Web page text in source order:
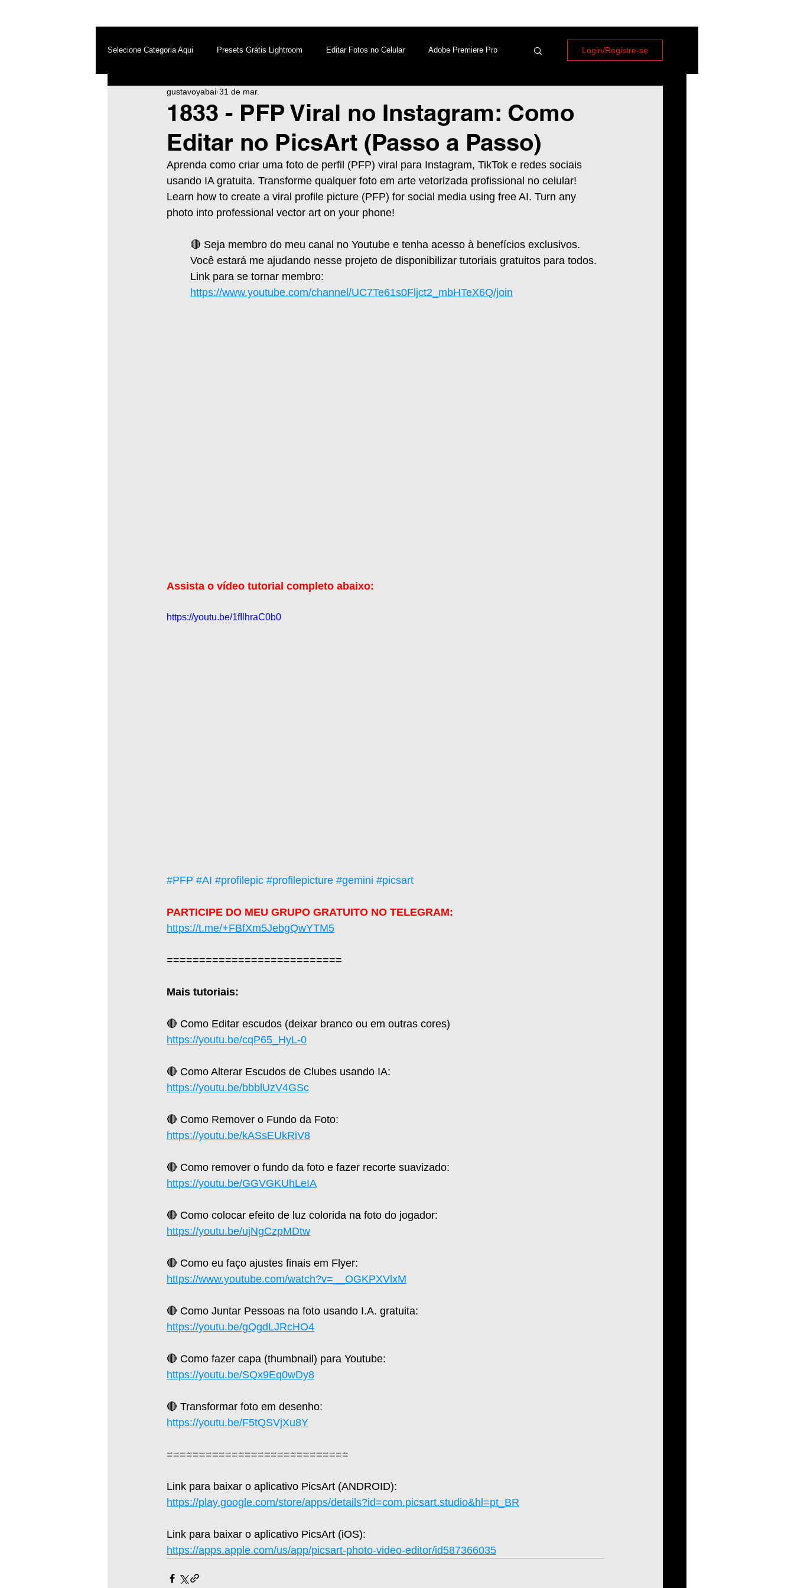
Selecione Categoria Aqui Presets Grátis Lightroom Editar Fotos no Celular Adobe Premiere Pro
After Effects Android Destaques PicsArt
Top PicsArt WhatsApp Windows Edição de Vídeos no Celular
Inteligência Artificial
Login/Registre-se
1833 - PFP Viral no Instagram: Como
Editar no PicsArt (Passo a Passo)
gustavoyabai 31 de mar.
Aprenda como criar uma foto de perfil (PFP) viral para Instagram, TikTok e redes sociais
usando IA gratuita. Transforme qualquer foto em arte vetorizada profissional no celular!
Learn how to create a viral profile picture (PFP) for social media using free AI. Turn any
photo into professional vector art on your phone!
🔴 Seja membro do meu canal no Youtube e tenha acesso à benefícios exclusivos.
Você estará me ajudando nesse projeto de disponibilizar tutoriais gratuitos para todos.
Link para se tornar membro:
https://www.youtube.com/channel/UC7Te61s0Fljct2_mbHTeX6Q/join
Assista o vídeo tutorial completo abaixo:
https://youtu.be/1fIlhraC0b0
#PFP #AI #profilepic #profilepicture #gemini #picsart
PARTICIPE DO MEU GRUPO GRATUITO NO TELEGRAM:
https://t.me/+FBfXm5JebgQwYTM5
===========================
Mais tutoriais:
🔴 Como Editar escudos (deixar branco ou em outras cores)
https://youtu.be/cqP65_HyL-0
🔴 Como Alterar Escudos de Clubes usando IA:
https://youtu.be/bbblUzV4GSc
🔴 Como Remover o Fundo da Foto:
https://youtu.be/kASsEUkRiV8
🔴 Como remover o fundo da foto e fazer recorte suavizado:
https://youtu.be/GGVGKUhLeIA
🔴 Como colocar efeito de luz colorida na foto do jogador:
https://youtu.be/ujNgCzpMDtw
🔴 Como eu faço ajustes finais em Flyer:
https://www.youtube.com/watch?v=__OGKPXVlxM
🔴 Como Juntar Pessoas na foto usando I.A. gratuita:
https://youtu.be/gQgdLJRcHO4
🔴 Como fazer capa (thumbnail) para Youtube:
https://youtu.be/SQx9Eq0wDy8
🔴 Transformar foto em desenho:
https://youtu.be/F5tQSVjXu8Y
============================
Link para baixar o aplicativo PicsArt (ANDROID):
https://play.google.com/store/apps/details?id=com.picsart.studio&hl=pt_BR
Link para baixar o aplicativo PicsArt (iOS):
https://apps.apple.com/us/app/picsart-photo-video-editor/id587366035